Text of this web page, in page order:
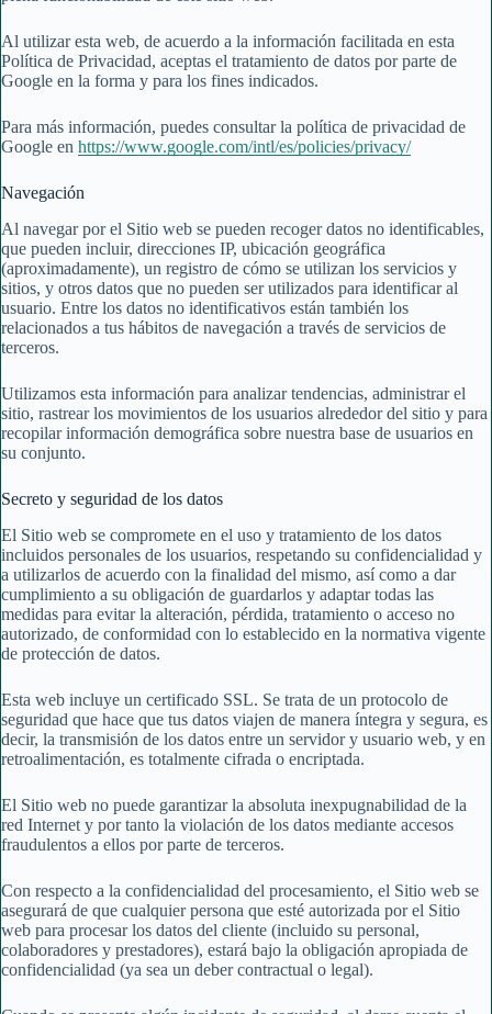
Al utilizar esta web, de acuerdo a la información facilitada en esta
Política de Privacidad, aceptas el tratamiento de datos por parte de
Google en la forma y para los fines indicados.
Para más información, puedes consultar la política de privacidad de
Google en https://www.google.com/intl/es/policies/privacy/
Navegación
Al navegar por el Sitio web se pueden recoger datos no identificables,
que pueden incluir, direcciones IP, ubicación geográfica
(aproximadamente), un registro de cómo se utilizan los servicios y
sitios, y otros datos que no pueden ser utilizados para identificar al
usuario. Entre los datos no identificativos están también los
relacionados a tus hábitos de navegación a través de servicios de
terceros.
Utilizamos esta información para analizar tendencias, administrar el
sitio, rastrear los movimientos de los usuarios alrededor del sitio y para
recopilar información demográfica sobre nuestra base de usuarios en
su conjunto.
Secreto y seguridad de los datos
El Sitio web se compromete en el uso y tratamiento de los datos
incluidos personales de los usuarios, respetando su confidencialidad y
a utilizarlos de acuerdo con la finalidad del mismo, así como a dar
cumplimiento a su obligación de guardarlos y adaptar todas las
medidas para evitar la alteración, pérdida, tratamiento o acceso no
autorizado, de conformidad con lo establecido en la normativa vigente
de protección de datos.
Esta web incluye un certificado SSL. Se trata de un protocolo de
seguridad que hace que tus datos viajen de manera íntegra y segura, es
decir, la transmisión de los datos entre un servidor y usuario web, y en
retroalimentación, es totalmente cifrada o encriptada.
El Sitio web no puede garantizar la absoluta inexpugnabilidad de la
red Internet y por tanto la violación de los datos mediante accesos
fraudulentos a ellos por parte de terceros.
Con respecto a la confidencialidad del procesamiento, el Sitio web se
asegurará de que cualquier persona que esté autorizada por el Sitio
web para procesar los datos del cliente (incluido su personal,
colaboradores y prestadores), estará bajo la obligación apropiada de
confidencialidad (ya sea un deber contractual o legal).